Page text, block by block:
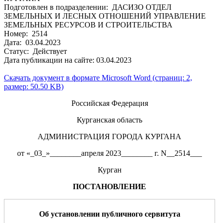
Подготовлен в подразделении: ДАСИЗО ОТДЕЛ
ЗЕМЕЛЬНЫХ И ЛЕСНЫХ ОТНОШЕНИЙ УПРАВЛЕНИЕ
ЗЕМЕЛЬНЫХ РЕСУРСОВ И СТРОИТЕЛЬСТВА
Номер: 2514
Дата: 03.04.2023
Статус: Действует
Дата публикации на сайте: 03.04.2023
Скачать документ в формате Microsoft Word (страниц: 2,
размер: 50.50 KB)
Российская Федерация
Курганская область
АДМИНИСТРАЦИЯ ГОРОДА КУРГАНА
от «_03_»________апреля 2023________ г. N__2514___
Курган
ПОСТАНОВЛЕНИЕ
Об установлении публичного сервитута